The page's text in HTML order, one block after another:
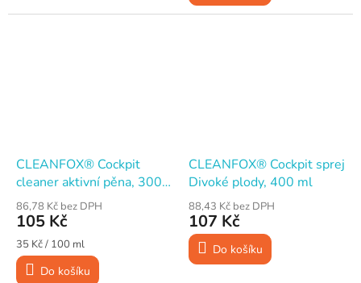
CLEANFOX® Cockpit
cleaner aktivní pěna, 300
ml
86,78 Kč bez DPH
105 Kč
Měrná
cena:
35 Kč / 100 ml
Do košíku
CLEANFOX® Cockpit sprej
Divoké plody, 400 ml
88,43 Kč bez DPH
107 Kč
Do košíku